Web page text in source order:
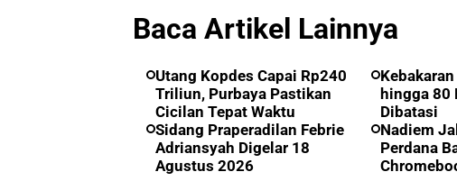
Baca Artikel Lainnya
Utang Kopdes Capai Rp240
Triliun, Purbaya Pastikan
Cicilan Tepat Waktu
hingga 80
Dibatasi
Sidang Praperadilan Febrie
Adriansyah Digelar 18
Agustus 2026
Nadiem
Perdana